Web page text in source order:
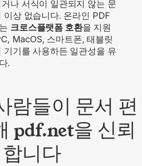
거나 서식이 일관되지 않는 문
이상 없습니다. 온라인 PDF
크로스플랫폼 호환을 지원
MacOS, 스마트폰, 태블릿
기기를 사용하든 일관성을 유
.
람들이 문서 편
pdf.net을 신뢰
합니다